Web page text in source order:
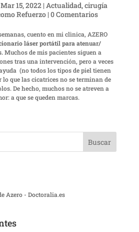
Mar 15, 2022| Actualidad,cirugía
Refuerzo| 0 Comentarios
cuento en mi clìnica, AZERO
láser portátil para atenuar/
Muchos de mis pacientes siguen a
tras una intervención, pero a veces
(no todos los tipos de piel tienen
lo que las cicatrices no se terminan de
De hecho, muchos no se atreven a
a que se queden marcas.
Azero - Doctoralia.es